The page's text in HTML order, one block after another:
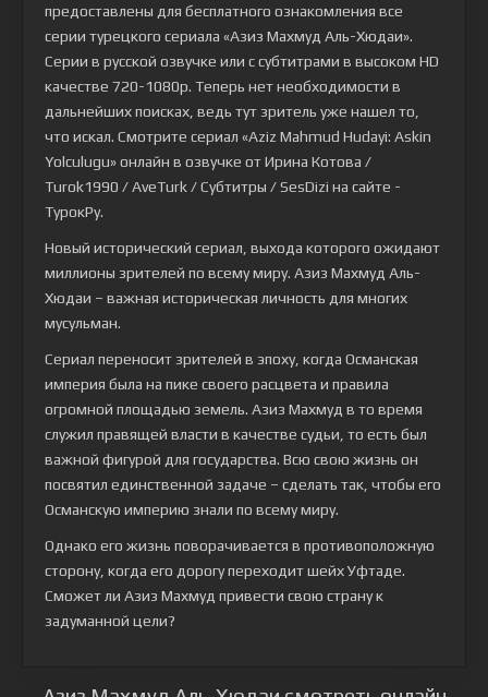
предоставлены для бесплатного ознакомления все
серии турецкого сериала «Азиз Махмуд Аль-Хюдаи».
Серии в русской озвучке или с субтитрами в высоком HD
качестве 720-1080p. Теперь нет необходимости в
дальнейших поисках, ведь тут зритель уже нашел то,
что искал. Смотрите сериал «Aziz Mahmud Hudayi: Askin
Yolculugu» онлайн в озвучке от Ирина Котова /
Turok1990 / AveTurk / Субтитры / SesDizi на сайте -
ТурокРу.
Новый исторический сериал, выхода которого ожидают
миллионы зрителей по всему миру. Азиз Махмуд Аль-
Хюдаи – важная историческая личность для многих
мусульман.
Сериал переносит зрителей в эпоху, когда Османская
империя была на пике своего расцвета и правила
огромной площадью земель. Азиз Махмуд в то время
служил правящей власти в качестве судьи, то есть был
важной фигурой для государства. Всю свою жизнь он
посвятил единственной задаче – сделать так, чтобы его
Османскую империю знали по всему миру.
Однако его жизнь поворачивается в противоположную
сторону, когда его дорогу переходит шейх Уфтаде.
Сможет ли Азиз Махмуд привести свою страну к
задуманной цели?